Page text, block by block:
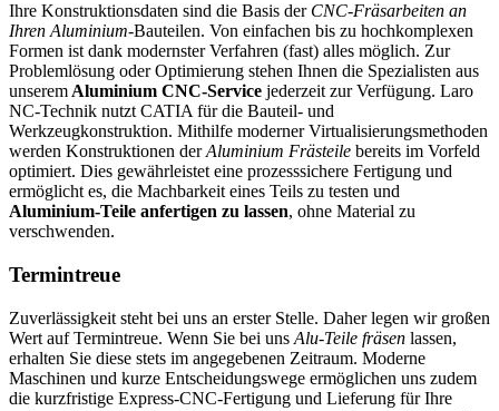
Ihre Konstruktionsdaten sind die Basis derCNC-Fräsarbeiten an
Ihren Aluminium-Bauteilen. Von einfachen bis zu hochkomplexen
Formen ist dank modernster Verfahren (fast) alles möglich. Zur
Problemlösung oder Optimierung stehen Ihnen die Spezialisten aus
unserem Aluminium CNC-Service jederzeit zur Verfügung. Laro
NC-Technik nutzt CATIA für die Bauteil- und
Werkzeugkonstruktion. Mithilfe moderner Virtualisierungsmethoden
werden Konstruktionen derAluminium Frästeile bereits im Vorfeld
optimiert. Dies gewährleistet eine prozesssichere Fertigung und
ermöglicht es, die Machbarkeit eines Teils zu testen und
Aluminium-Teile anfertigen zu lassen, ohne Material zu
verschwenden.
Termintreue
Zuverlässigkeit steht bei uns an erster Stelle. Daher legen wir großen
Wert auf Termintreue. Wenn Sie bei uns Alu-Teile fräsen lassen,
erhalten Sie diese stets im angegebenen Zeitraum. Moderne
Maschinen und kurze Entscheidungswege ermöglichen uns zudem
die kurzfristige Express-CNC-Fertigung und Lieferung für Ihre